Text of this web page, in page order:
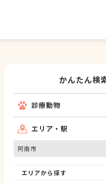
かんたん検
診療動物
エリア・駅
阿南市
エリアから探す